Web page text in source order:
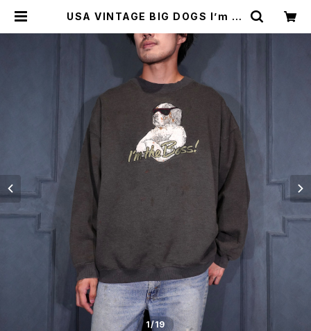
USA VINTAGE BIG DOGS I’m th
DED DESIGN SWEAT SHIRT/ア
メリカ古着ビッグドッグスわんこ刺繍
フェードデザインスウェット | Titti V
intage
1/19